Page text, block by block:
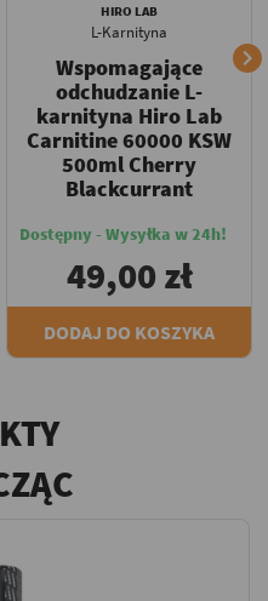
HIRO LAB
L-Karnityna
Wspomagające
odchudzanie L-
karnityna Hiro Lab
Carnitine 60000 KSW
500ml Cherry
Blackcurrant
Dostępny - Wysyłka w 24h!
49,00 zł
DODAJ DO KOSZYKA
